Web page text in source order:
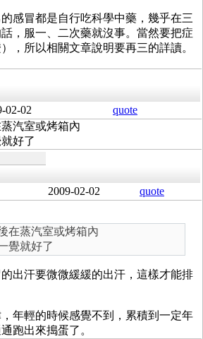
感冒都是自行吃科學中藥，幾乎在三
，服一、二次藥就沒事。當然要把症
，所以相關文章說明要再三的詳讀。
02-02
quote
汽室或烤箱內
好了
2009-02-02 quote
在蒸汽室或烤箱內
覺就好了
出汗要微微緩緩的出汗，這樣才能排
年輕的時候感覺不到，累積到一定年
跑出來搗蛋了。